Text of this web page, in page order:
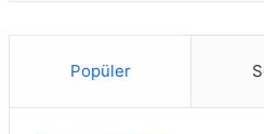
Popüler